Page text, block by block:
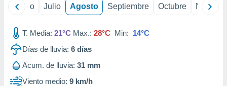
1199
Junio Julio Agosto Septiembre Octubre
T. Media: 21°C Max.: 28°C Min: 14°C
Días de lluvia: 6 días
Acum. de lluvia: 31 mm
Viento medio: 9 km/h